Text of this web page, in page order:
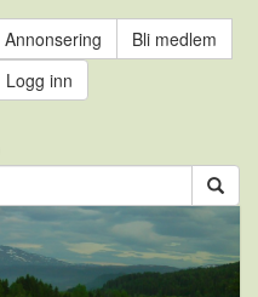
Annonsering
Bli medlem
Logg inn